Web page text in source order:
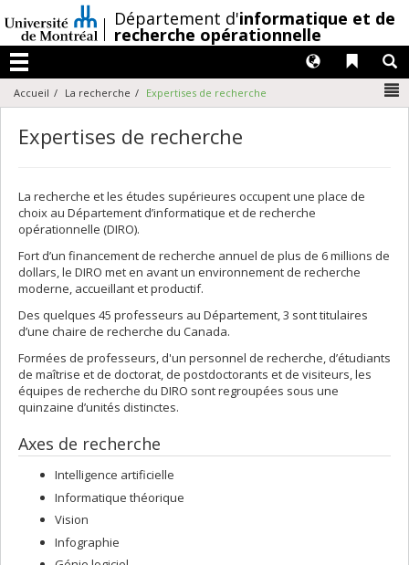
au
contenu
/Département d'informatique et de
recherche opérationnelle
Menu
Liens
Langues
Accueil La recherche Expertises de recherche
Expertises de recherche
La recherche et les études supérieures occupent une place de
choix au Département d’informatique et de recherche
opérationnelle (DIRO).
Fort d’un financement de recherche annuel de plus de 6 millions de
dollars, le DIRO met en avant un environnement de recherche
moderne, accueillant et productif.
Des quelques 45 professeurs au Département, 3 sont titulaires
d’une chaire de recherche du Canada.
Formées de professeurs, d'un personnel de recherche, d’étudiants
de maîtrise et de doctorat, de postdoctorants et de visiteurs, les
équipes de recherche du DIRO sont regroupées sous une
quinzaine d’unités distinctes.
Axes de recherche
Intelligence artificielle
Informatique théorique
Vision
Infographie